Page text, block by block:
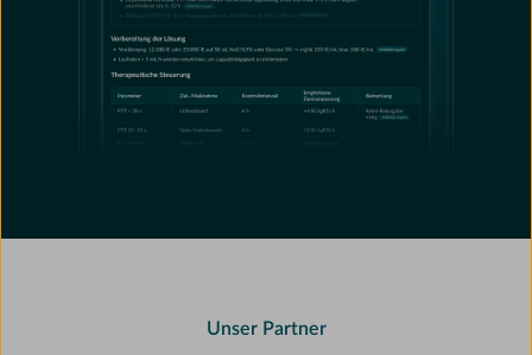
Unser Partner